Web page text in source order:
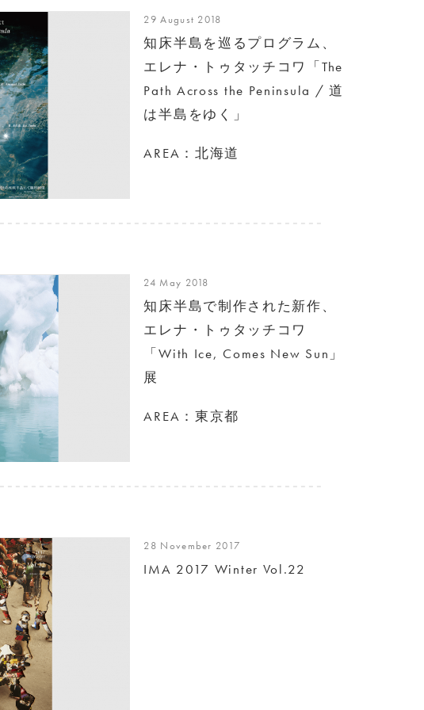
29 August 2018
知床半島を巡るプログラム、
エレナ・トゥタッチコワ「The
Path Across the Peninsula / 道
は半島をゆく」
AREA：北海道
24 May 2018
知床半島で制作された新作、
エレナ・トゥタッチコワ
「With Ice, Comes New Sun」
展
AREA：東京都
28 November 2017
IMA 2017 Winter Vol.22